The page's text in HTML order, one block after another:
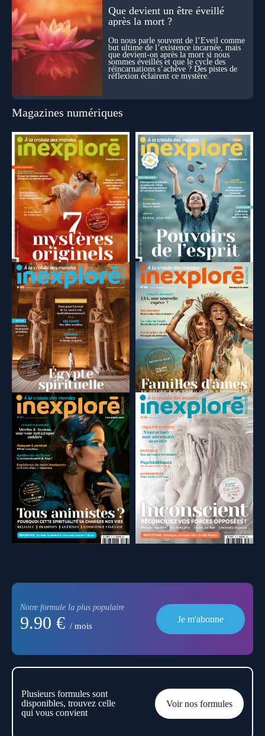
Que devient un être éveillé
après la mort ?
On nous parle souvent de l’Éveil comme
but ultime de l’existence incarnée, mais
que devient-on après la mort si nous
sommes éveillés et que le cycle des
réincarnations s’achève ? Des pistes de
réflexion éclairent ce mystère.
Magazines numériques
Notre formule la plus populaire
9.90 € / mois
Je m'abonne
Plusieurs formules sont
disponibles, trouvez celle
qui vous convient
Voir nos formules